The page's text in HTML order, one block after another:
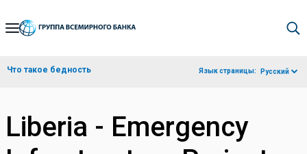
Skip
Navigation
Что такое бедность Язык страницы: Русский
Liberia - Emergency